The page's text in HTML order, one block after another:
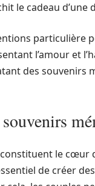
le cadeau d’une
particulière
l’amour et
des souvenirs
le cœur
de créer